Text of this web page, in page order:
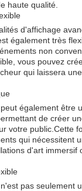
haute qualité.
d'affichage
également très
non
vous pouvez
qui laissera
également être
de créer
votre public.Cette
qui nécessitent
d'art immersif
pas seulement